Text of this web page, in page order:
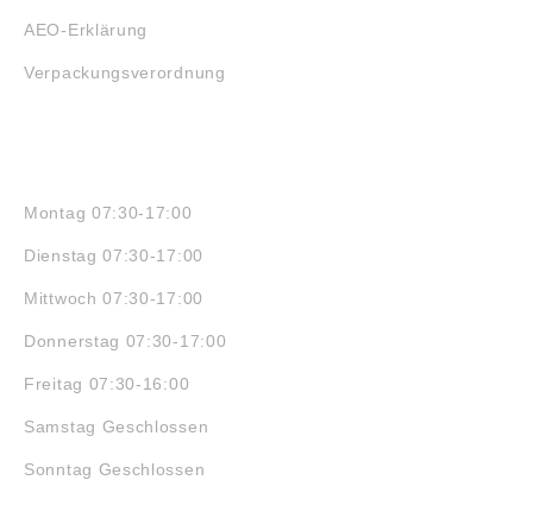
AEO-Erklärung
Verpackungsverordnung
Montag 07:30-17:00
Dienstag 07:30-17:00
Mittwoch 07:30-17:00
Donnerstag 07:30-17:00
Freitag 07:30-16:00
Samstag Geschlossen
Sonntag Geschlossen